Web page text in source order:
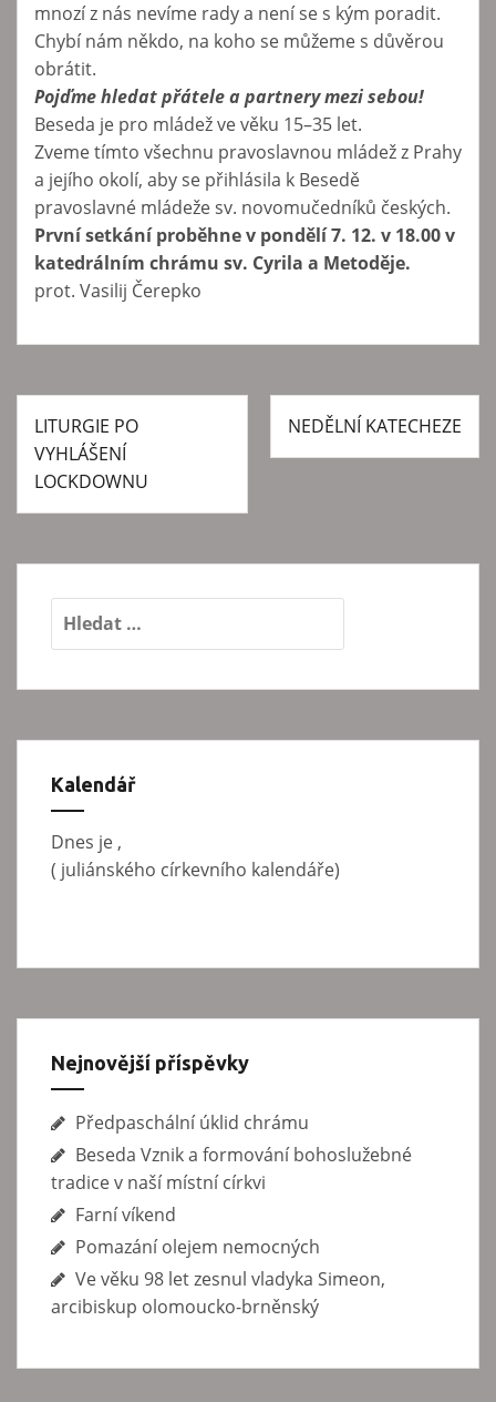
mnozí z nás nevíme rady a není se s kým poradit.
Chybí nám někdo, na koho se můžeme s důvěrou
obrátit.
Pojďme hledat přátele a partnery mezi sebou!
Beseda je pro mládež ve věku 15–35 let.
Zveme tímto všechnu pravoslavnou mládež z Prahy
a jejího okolí, aby se přihlásila k Besedě
pravoslavné mládeže sv. novomučedníků českých.
První setkání proběhne v pondělí 7. 12. v 18.00 v
katedrálním chrámu sv. Cyrila a Metoděje.
prot. Vasilij Čerepko
N
v
e
ě
LITURGIE PO
VYHLÁŠENÍ
LOCKDOWNU
NEDĚLNÍ KATECHEZE
l
á
v
á
n
Kalendář
Dnes je ,
( juliánského církevního kalendáře)
Nejnovější příspěvky
Předpaschální úklid chrámu
Beseda Vznik a formování bohoslužebné
tradice v naší místní církvi
Farní víkend
Pomazání olejem nemocných
Ve věku 98 let zesnul vladyka Simeon,
arcibiskup olomoucko-brněnský